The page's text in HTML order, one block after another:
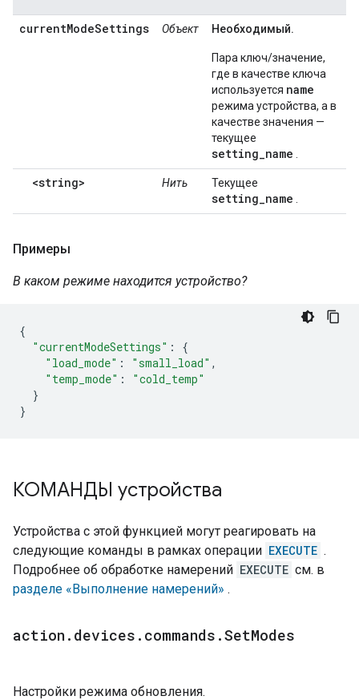
currentModeSettings Объект Необходимый.
Пара ключ/значение,
где в качестве ключа
используется name
режима устройства, а в
качестве значения —
текущее
setting_name
<string> Нить Текущее
setting_name
Примеры
В каком режиме находится устройство?
{
"currentModeSettings" :
{
"load_mode" : "small_load" ,
"temp_mode" :
"cold_temp"
}
}
КОМАНДЫ устройства
Устройства с этой функцией могут реагировать на
следующие команды в рамках операции EXECUTE .
Подробнее об обработке намерений EXECUTE см. в
разделе «Выполнение намерений» .
action . devices . commands .SetModes
Настройки режима обновления.